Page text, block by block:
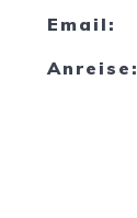
Email:
Anreise: